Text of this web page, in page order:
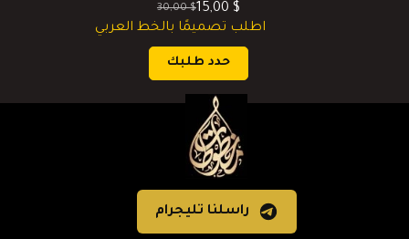
30,00$
السعر
الأصلي
هو:
30,00 $.
15,00 $
السعر
الحالي
هو:
15,00 $.
اطلب تصميمًا بالخط العربي
حدد طلبك
راسلنا تليجرام